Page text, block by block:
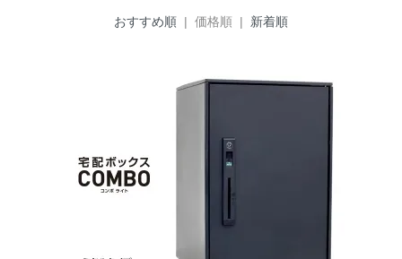
おすすめ順 | 価格順 | 新着順